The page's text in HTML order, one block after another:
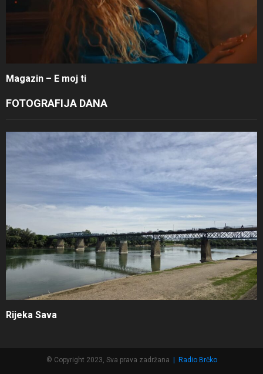
Magazin – E moj ti
FOTOGRAFIJA DANA
Rijeka Sava
© Copyright 2023, Sva prava zadržana | Radio Brčko